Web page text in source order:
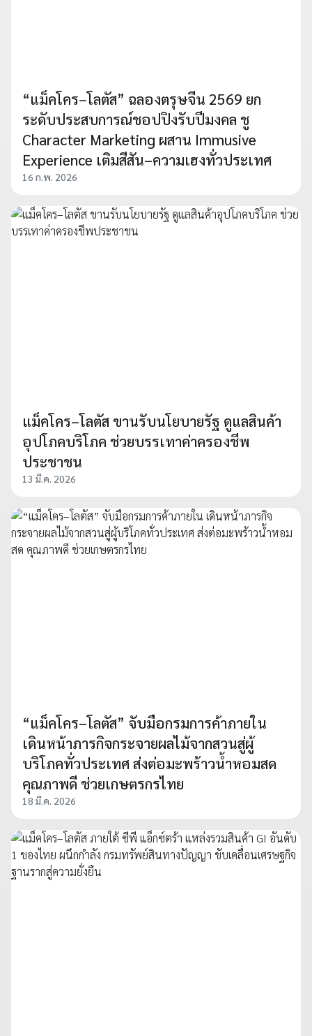
“แม็คโคร–โลตัส” ฉลองตรุษจีน 2569 ยก
ระดับประสบการณ์ชอปปิงรับปีมงคล ชู
Character Marketing ผสาน Immusive
Experience เติมสีสัน–ความเฮงทั่วประเทศ
16 ก.พ. 2026
แม็คโคร–โลตัส ขานรับนโยบายรัฐ ดูแลสินค้า
อุปโภคบริโภค ช่วยบรรเทาค่าครองชีพ
ประชาชน
13 มี.ค. 2026
“แม็คโคร–โลตัส” จับมือกรมการค้าภายใน
เดินหน้าภารกิจกระจายผลไม้จากสวนสู่ผู้
บริโภคทั่วประเทศ ส่งต่อมะพร้าวน้ำหอมสด
คุณภาพดี ช่วยเกษตรกรไทย
18 มี.ค. 2026